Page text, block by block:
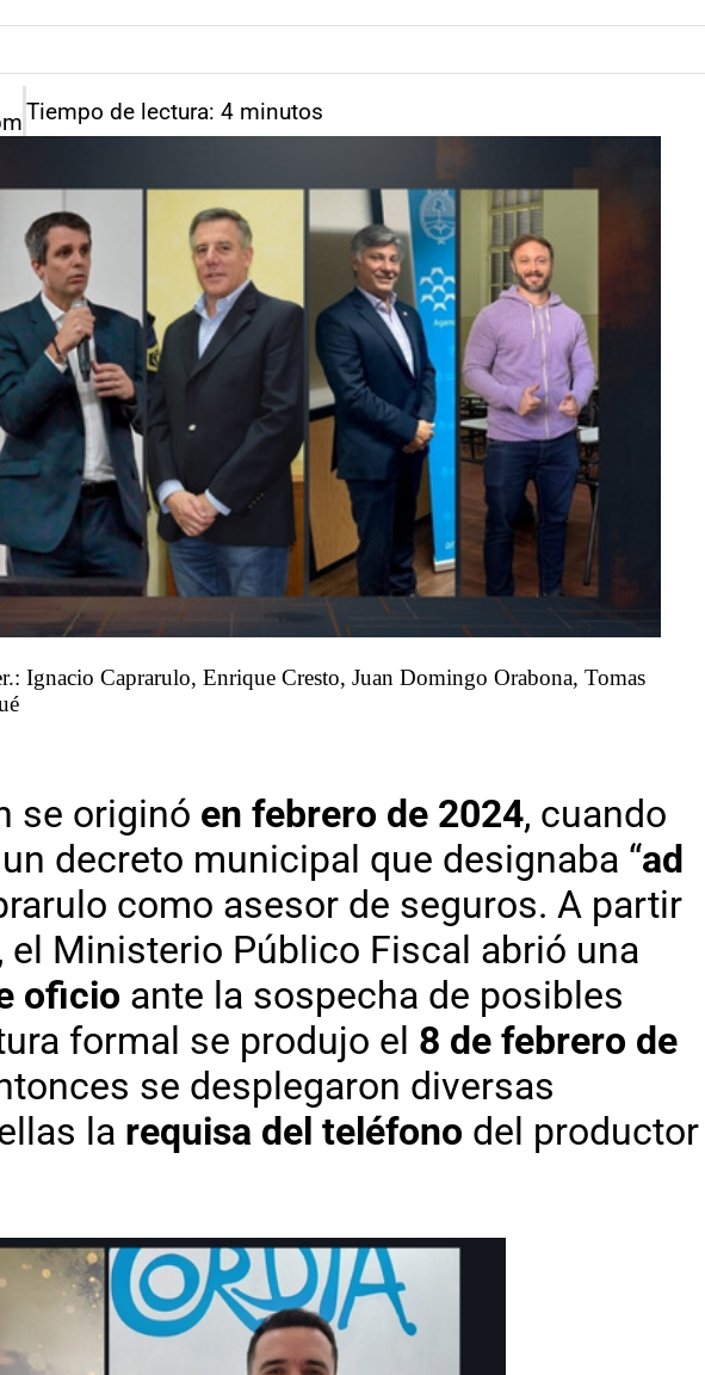
Tiempo de lectura: 4 minutos
Ignacio Caprarulo, Enrique Cresto, Juan Domingo Orabona, Tomas
se originó en febrero de 2024, cuando
decreto municipal que designaba “ad
como asesor de seguros. A partir
el Ministerio Público Fiscal abrió una
oficio ante la sospecha de posibles
formal se produjo el 8 de febrero de
se desplegaron diversas
la requisa del teléfono del productor